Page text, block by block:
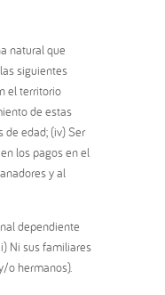
natural que
siguientes
el territorio
de estas
de edad; (iv) Ser
los pagos en el
y al
dependiente
Ni sus familiares
o hermanos).